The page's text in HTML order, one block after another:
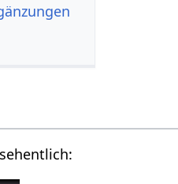
Hier findest du ein Vortragsvideo mit dem Thema Versehentlich‏‎: